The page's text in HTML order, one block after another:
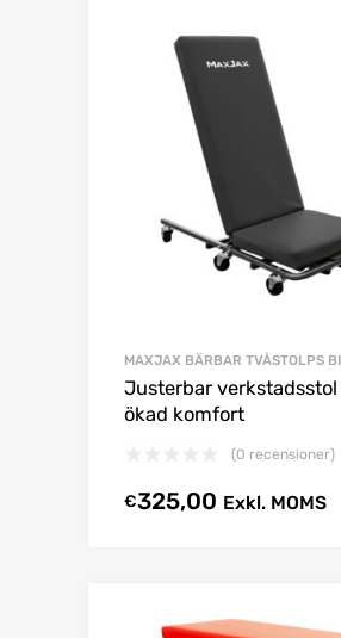
MAXJAX BÄRBAR TVÅSTOLPS
Justerbar
ökad komfort
(0 recensioner)
€325,00 Exkl. MOMS